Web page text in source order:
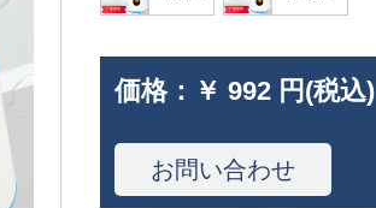
価格： ￥ 992 円(税込)
お問い合わせ